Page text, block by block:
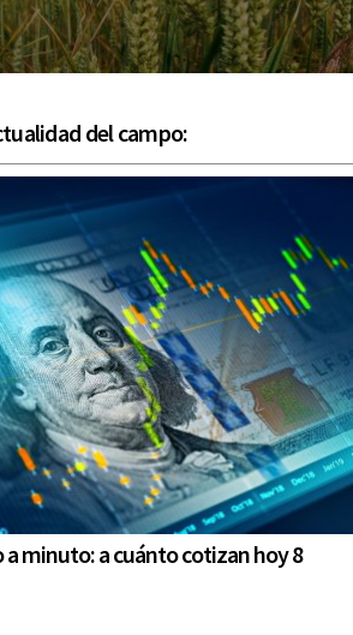
del campo:
a minuto: a cuánto cotizan hoy 8